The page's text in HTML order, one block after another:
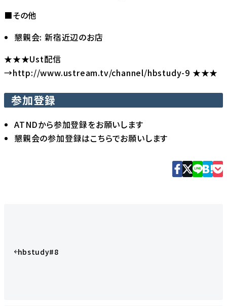
■その他
懇親会: 新宿近辺のお店
★★★Ust配信
→http://www.ustream.tv/channel/hbstudy-9 ★★★
参加登録
ATNDから参加登録をお願いします
懇親会の参加登録はこちらでお願いします
hbstudy#8